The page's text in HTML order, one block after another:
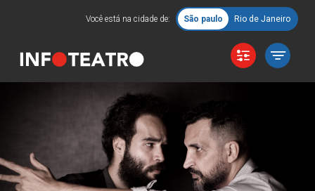
Você está na cidade de: São paulo Rio de Janeiro